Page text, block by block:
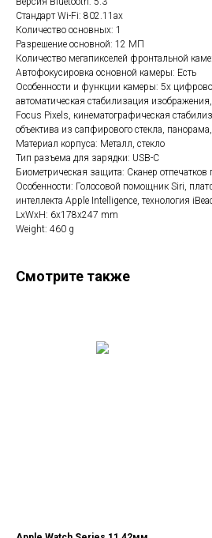
Стандарт Wi-Fi: 802.11ax
Количество основных: 1
Разрешение основной: 12 МП
Количество мегапикселей фронтальной
Автофокусировка основной камеры: Есть
Особенности и функции камеры: 5х
автоматическая стабилизация
Focus Pixels, кинематографическая
объектива из сапфирового стекла,
Материал корпуса: Металл, стекло
Тип разъема для зарядки: USB-C
Биометрическая защита: Сканер отпечатков
Особенности: Голосовой помощник Siri,
интеллекта Apple Intelligence, технология
LxWxH: 6x178x247 mm
Weight: 460 g
Смотрите также